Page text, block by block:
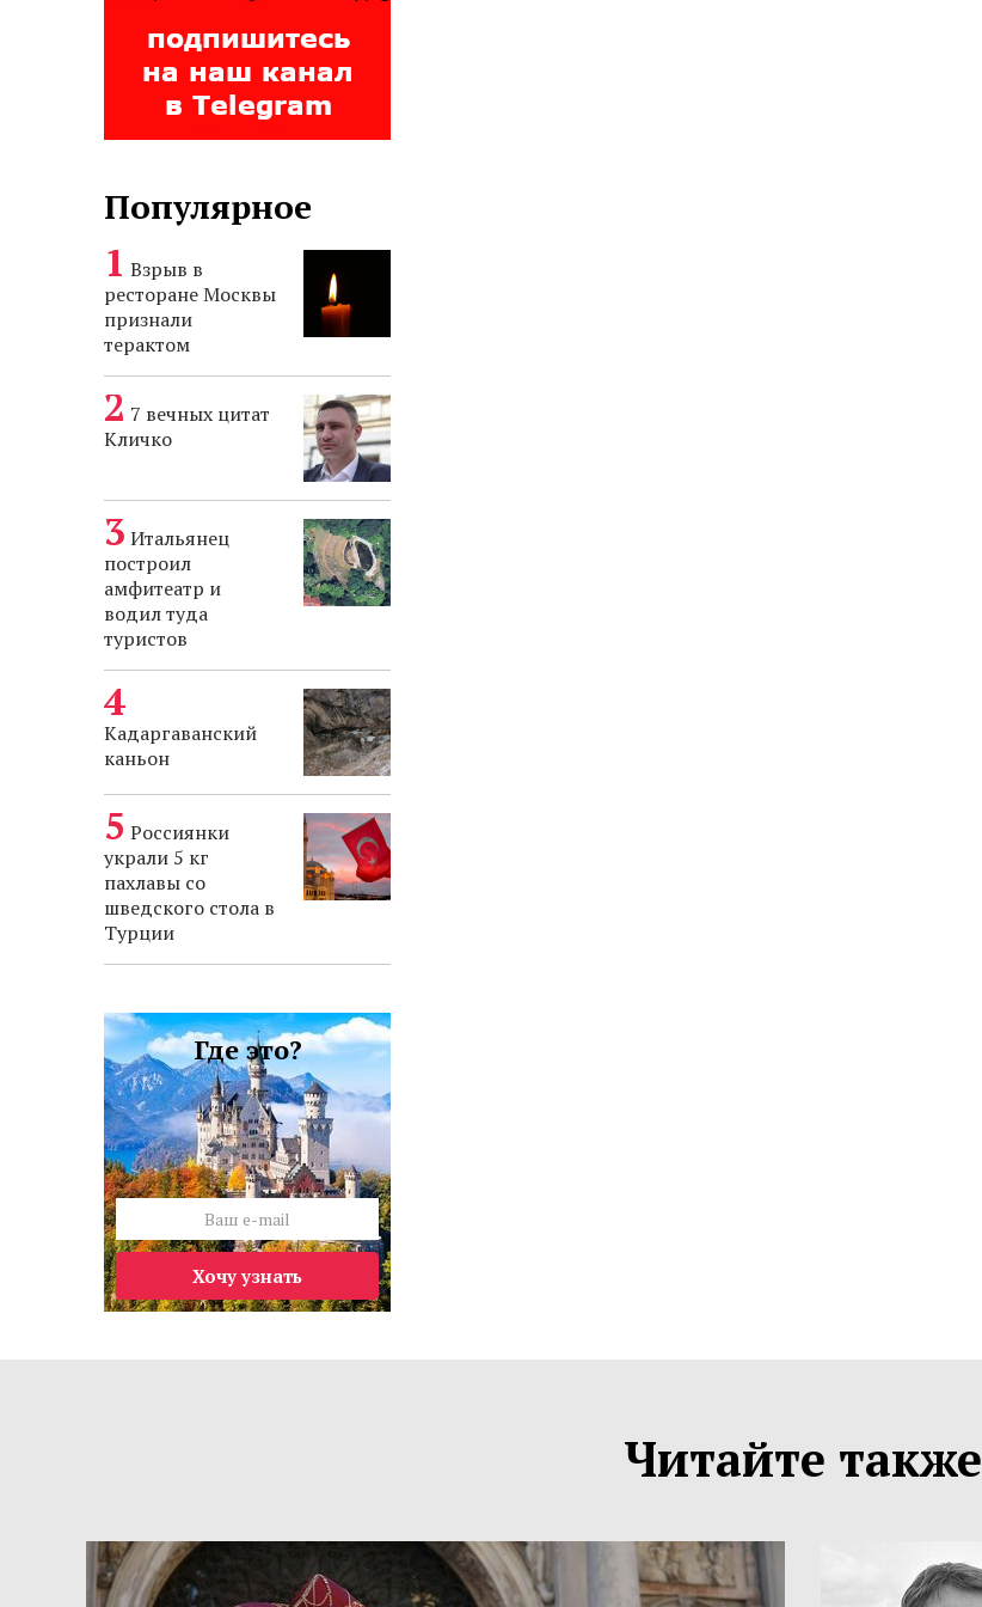
Популярное
Взрыв в
ресторане Москвы
признали
терактом
7 вечных цитат
Кличко
Итальянец
построил
амфитеатр и
водил туда
туристов
Кадаргаванский
каньон
Россиянки
украли 5 кг
пахлавы со
шведского стола в
Турции
Где это?
Хочу узнать
Читайте также